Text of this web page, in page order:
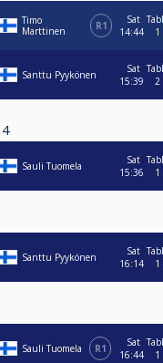
Timo
Marttinen
R1
Sat
14:44
1
Santtu Pyykönen
Sat
15:39
2
4
Sauli Tuomela
Sat
15:36
1
Santtu Pyykönen
Sat
16:14
1
Sauli Tuomela R1
Sat
16:44
1